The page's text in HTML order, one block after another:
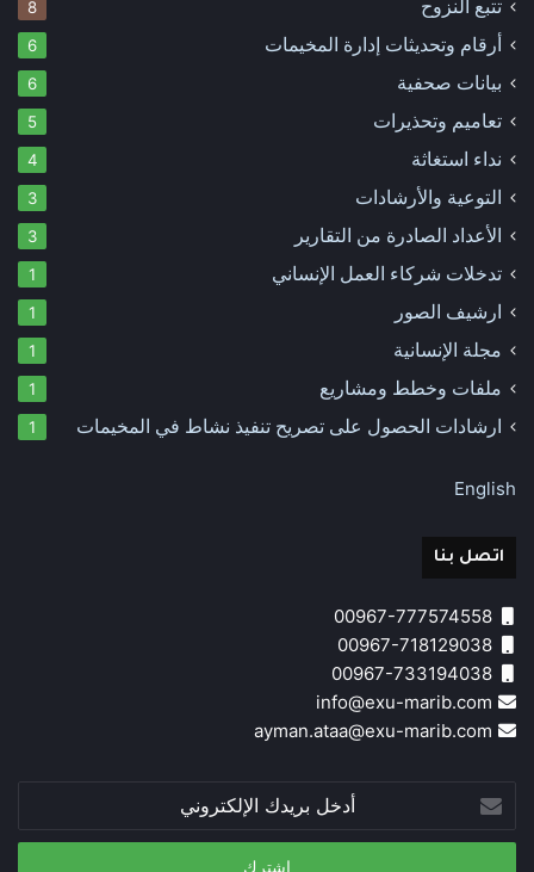
تتبع النزوح 8
أرقام وتحديثات إدارة المخيمات 6
بيانات صحفية 6
تعاميم وتحذيرات 5
نداء استغاثة 4
التوعية والأرشادات 3
الأعداد الصادرة من التقارير 3
تدخلات شركاء العمل الإنساني 1
ارشيف الصور 1
مجلة الإنسانية 1
ملفات وخطط ومشاريع 1
ارشادات الحصول على تصريح تنفيذ نشاط في المخيمات 1
English
اتصل بنا
أدخل
بريدك
الإلكتروني